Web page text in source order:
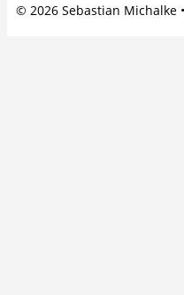
© 2026 Sebastian Michalke